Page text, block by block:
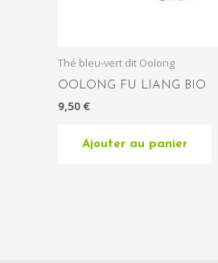
Thé bleu-vert dit Oolong
OOLONG FU LIANG BIO
9,50€
Ajouter au panier